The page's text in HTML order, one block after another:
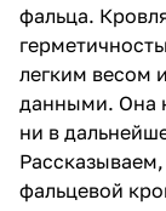
фальца.
легким весом
данными. Она
ни в
фальцевой